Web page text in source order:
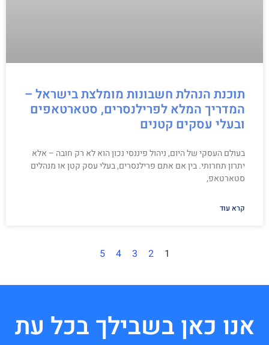
תוכנת הנהלת חשבונות מומלצת בישראל –
המדריך המלא לפרילנסרים, סטארטאפים
ובעלי עסקים קטנים
בעולם העסקי של היום, ניהול פיננסי נכון הוא לא רק חובה – אלא
יתרון תחרותי. בין אם אתם פרילנסרים, בעלי עסק קטן או מנהלים
סטארטאפ,
קרא עוד
1
2
3
4
5
אנו כאן בשבילך בכל עת